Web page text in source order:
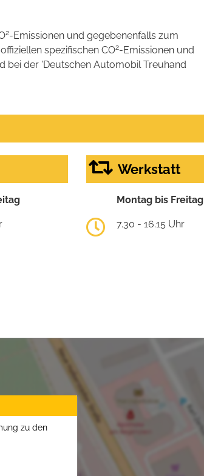
2-Emissionen und gegebenenfalls zum
spezifischen CO2-Emissionen und
bei der 'Deutschen Automobil Treuhand
Werkstatt
Montag bis Freitag
7.30 - 16.15 Uhr
zu den